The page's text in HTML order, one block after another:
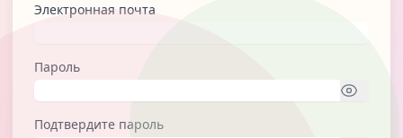
Электронная почта
Пароль
Подтвердите пароль